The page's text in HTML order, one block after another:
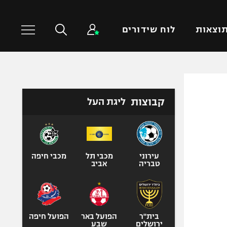
תוצאות לוח שידורים
טניס
כדורעף
ספורט אולימפי
קבוצות ליגת העל
עירוני
טבריה
מכבי תל
אביב
מכבי חיפה
בית"ר
ירושלים
הפועל באר
שבע
הפועל חיפה